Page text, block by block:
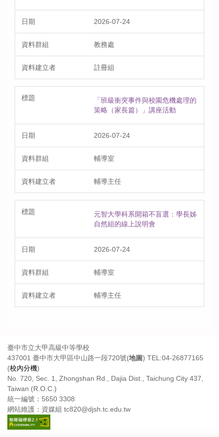
2026-07-24
教務處
註冊組
「班級衝突事件與校園危機處理的
策略（家長篇）」講座活動
2026-07-24
輔導室
輔導主任
元智大學科系開箱不盲選：學長姊
自然組的線上說明會
2026-07-24
輔導室
輔導主任
臺中市立大甲高級中等學校
437001 臺中市大甲區中山路一段720號(地圖) TEL:04-26877165
(校內分機)
No. 720, Sec. 1, Zhongshan Rd., Dajia Dist., Taichung City 437,
Taiwan (R.O.C.)
統一編號：5650 3308
網站維護：資媒組 tc820@djsh.tc.edu.tw